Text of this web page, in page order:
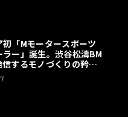
初「Mモータースポーツ
ラー」誕生。渋谷松濤BM
するモノづくりの矜持
之コラム】